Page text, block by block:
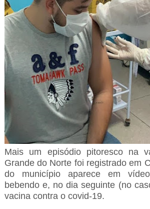
Mais um episódio pitoresco na
Grande do Norte foi registrado em
do município aparece em
bebendo e, no dia seguinte (no
vacina contra o covid-19.